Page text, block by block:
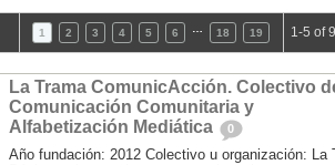
1 2 3 4 5 6 18 19 1-5 of
La Trama ComunicAcción. Colectivo
Comunicación Comunitaria y
Alfabetización Mediática
0
Año fundación: 2012 Colectivo u organización: La